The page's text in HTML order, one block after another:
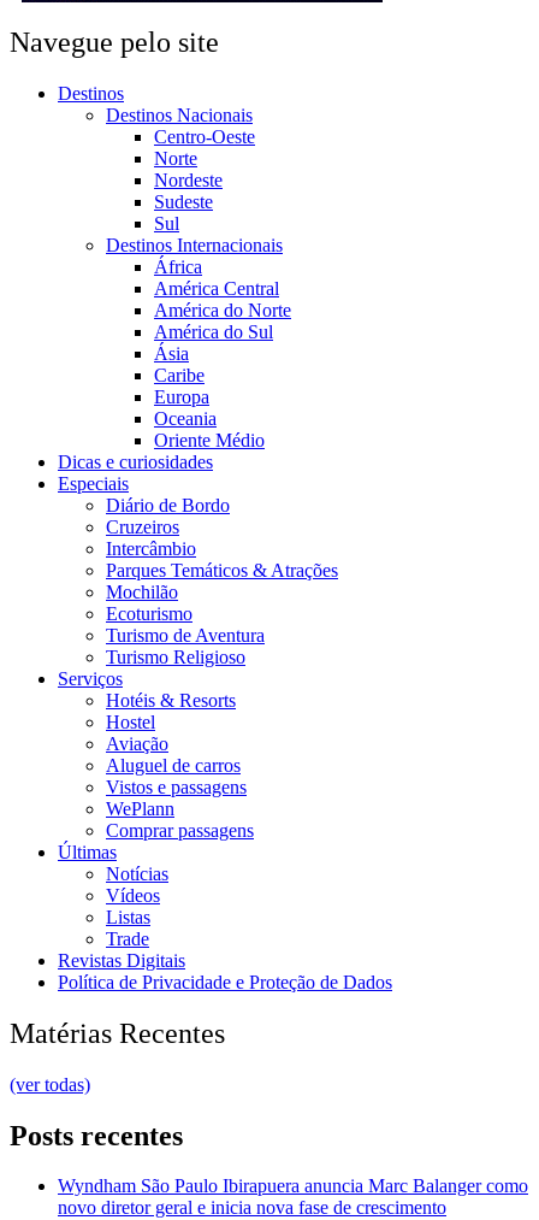
Navegue pelo site
Destinos
Destinos Nacionais
Centro-Oeste
Norte
Nordeste
Sudeste
Sul
Destinos Internacionais
África
América Central
América do Norte
América do Sul
Ásia
Caribe
Europa
Oceania
Oriente Médio
Dicas e curiosidades
Especiais
Diário de Bordo
Cruzeiros
Intercâmbio
Parques Temáticos & Atrações
Mochilão
Ecoturismo
Turismo de Aventura
Turismo Religioso
Serviços
Hotéis & Resorts
Hostel
Aviação
Aluguel de carros
Vistos e passagens
WePlann
Comprar passagens
Últimas
Notícias
Vídeos
Listas
Trade
Revistas Digitais
Política de Privacidade e Proteção de Dados
Matérias Recentes
(ver todas)
Posts recentes
Wyndham São Paulo Ibirapuera anuncia Marc Balanger como
novo diretor geral e inicia nova fase de crescimento